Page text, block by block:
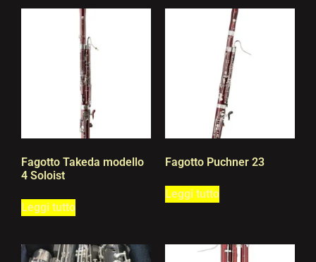
Fagotto Takeda modello
4 Soloist
Leggi tutto
Fagotto Puchner 23
Leggi tutto